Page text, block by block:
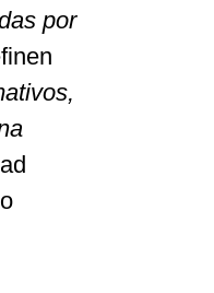
por